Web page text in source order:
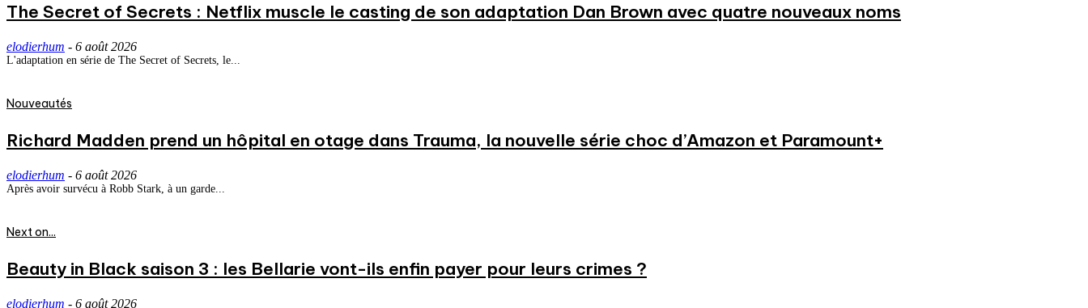
The Secret of Secrets : Netflix muscle le casting de son adaptation Dan Brown avec quatre nouveaux noms
elodierhum - 6 août 2026
L'adaptation en série de The Secret of Secrets, le...
Nouveautés
Richard Madden prend un hôpital en otage dans Trauma, la nouvelle série choc d’Amazon et Paramount+
elodierhum - 6 août 2026
Après avoir survécu à Robb Stark, à un garde...
Next on...
Beauty in Black saison 3 : les Bellarie vont-ils enfin payer pour leurs crimes ?
elodierhum - 6 août 2026